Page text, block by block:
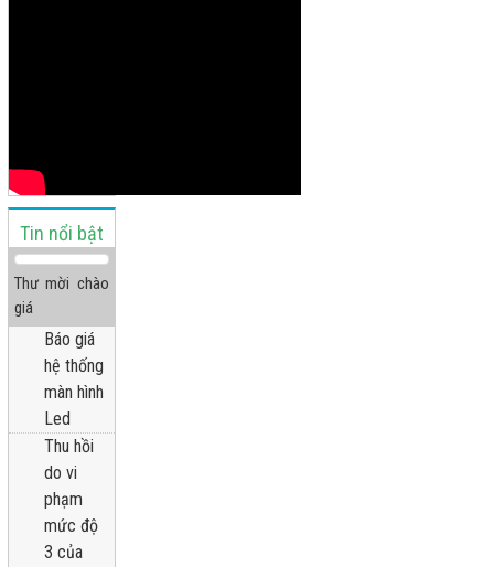
Tin nổi bật
Thư mời chào
giá
Báo giá
hệ thống
màn hình
Led
Thu hồi
do vi
phạm
mức độ
3 của